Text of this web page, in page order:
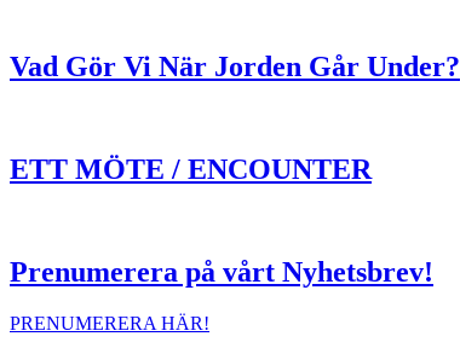
Vad Gör Vi När Jorden Går Under?
ETT MÖTE / ENCOUNTER
Prenumerera på vårt Nyhetsbrev!
PRENUMERERA HÄR!